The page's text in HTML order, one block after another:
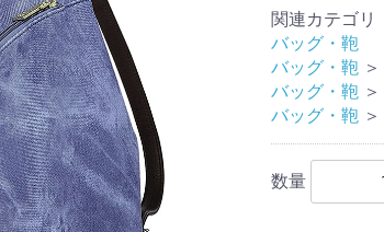
関連カテゴリ
バッグ・鞄
バッグ・鞄 ＞
バッグ・鞄 ＞
バッグ・鞄 ＞
数量